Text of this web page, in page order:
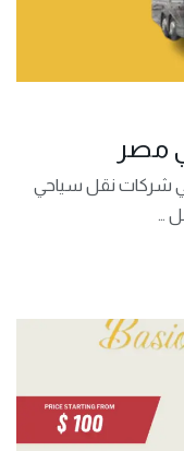
مصر
شركات نقل سياحي
…